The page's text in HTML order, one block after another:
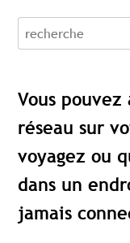
recherche
Vous
réseau sur
voyagez ou
dans un
jamais